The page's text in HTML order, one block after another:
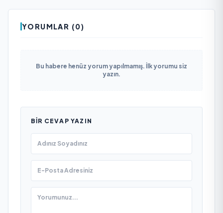
YORUMLAR (0)
Bu habere henüz yorum yapılmamış. İlk yorumu siz
yazın.
BIR CEVAP YAZIN